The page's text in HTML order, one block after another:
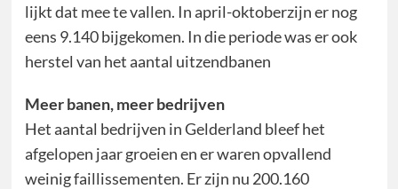
lijkt dat mee te vallen. In april-oktoberzijn er nog
eens 9.140 bijgekomen. In die periode was er ook
herstel van het aantal uitzendbanen
Meer banen, meer bedrijven
Het aantal bedrijven in Gelderland bleef het
afgelopen jaar groeien en er waren opvallend
weinig faillissementen. Er zijn nu 200.160